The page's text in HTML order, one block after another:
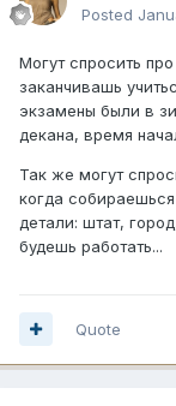
Posted
Могут спросить
заканчивашь
экзамены были в
декана, время
Так же могут
когда
детали: штат,
будешь работать...
Quote